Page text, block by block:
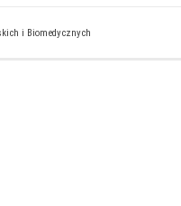
i Biomedycznych